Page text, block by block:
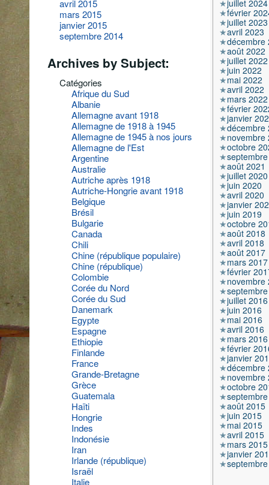
avril 2015
mars 2015
janvier 2015
septembre 2014
Archives by Subject:
Catégories
Afrique du Sud
Albanie
Allemagne avant 1918
Allemagne de 1918 à 1945
Allemagne de 1945 à nos jours
Allemagne de l'Est
Argentine
Australie
Autriche après 1918
Autriche-Hongrie avant 1918
Belgique
Brésil
Bulgarie
Canada
Chili
Chine (république populaire)
Chine (république)
Colombie
Corée du Nord
Corée du Sud
Danemark
Egypte
Espagne
Ethiopie
Finlande
France
Grande-Bretagne
Grèce
Guatemala
Haïti
Hongrie
Indes
Indonésie
Iran
Irlande (république)
Israël
Italie
juillet 2024
février
juillet 2023
avril 2023
décembre
août 2022
juillet 2022
juin 2022
mai 2022
avril 2022
mars 2022
février
janvier
décembre
novembre
octobre
août 2021
juillet 2020
juin 2020
avril 2020
janvier
juin 2019
octobre
août 2018
avril 2018
août 2017
mars 2017
février
novembre
juillet 2016
juin 2016
mai 2016
avril 2016
mars 2016
février
janvier
décembre
novembre
octobre
août 2015
juin 2015
mai 2015
avril 2015
mars 2015
janvier